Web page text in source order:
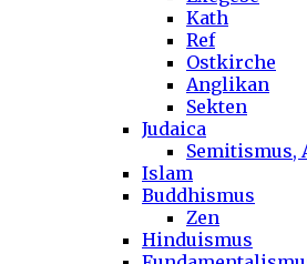
Kath
Ref
Ostkirche
Anglikan
Sekten
Judaica
Semitismus,
Islam
Buddhismus
Zen
Hinduismus